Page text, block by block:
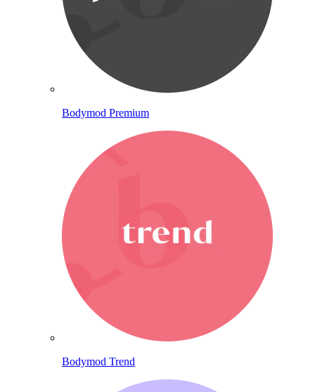
Bodymod Premium
Bodymod Trend